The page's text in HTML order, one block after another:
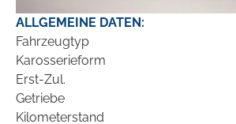
ALLGEMEINE DATEN:
Fahrzeugtyp
Karosserieform
Erst-Zul.
Getriebe
Kilometerstand